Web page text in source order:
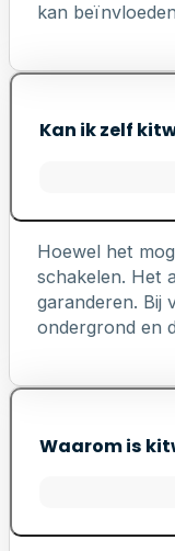
kan
Kan ik zelf
Hoewel het
schakelen. Het
garanderen. Bij
ondergrond en
Waarom is